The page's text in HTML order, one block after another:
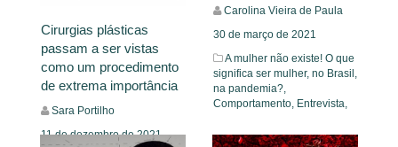
Cirurgias plásticas
passam a ser vistas
como um procedimento
de extrema importância
Sara Portilho
11 de dezembro de 2021
Carolina Vieira de Paula
30 de março de 2021
A mulher não existe! O que
significa ser mulher, no Brasil,
na pandemia?,
Comportamento, Entrevista,